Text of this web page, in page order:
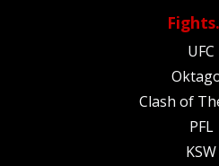
UFC
Clash of
PFL
KSW